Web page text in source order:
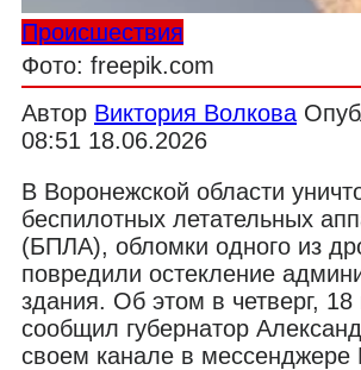
Происшествия
Фото: freepik.com
Автор Виктория Волкова
08:51 18.06.2026
В Воронежской области
беспилотных летательных
(БПЛА), обломки одного из
повредили остекление
здания. Об этом в четверг,
сообщил губернатор
своем канале в мессенджере